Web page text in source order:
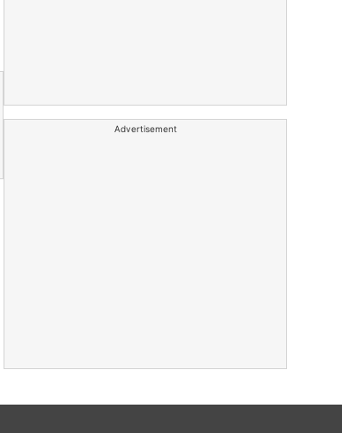
Advertisement